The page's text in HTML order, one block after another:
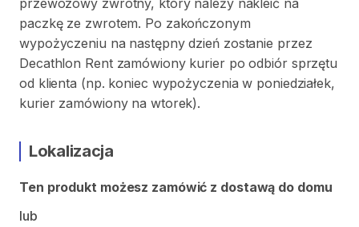
przewozowy zwrotny, który należy nakleić na
paczkę ze zwrotem. Po zakończonym
wypożyczeniu na następny dzień zostanie przez
Decathlon Rent zamówiony kurier po odbiór sprzętu
od klienta (np. koniec wypożyczenia w poniedziałek,
kurier zamówiony na wtorek).
Lokalizacja
Ten produkt możesz zamówić z dostawą do domu
lub